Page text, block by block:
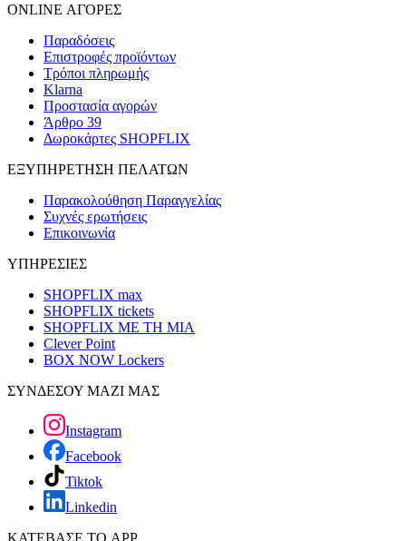
ONLINE ΑΓΟΡΕΣ
Παραδόσεις
Επιστροφές προϊόντων
Τρόποι πληρωμής
Klarna
Προστασία αγορών
Άρθρο 39
Δωροκάρτες SHOPFLIX
ΕΞΥΠΗΡΕΤΗΣΗ ΠΕΛΑΤΩΝ
Παρακολούθηση Παραγγελίας
Συχνές ερωτήσεις
Επικοινωνία
ΥΠΗΡΕΣΙΕΣ
SHOPFLIX max
SHOPFLIX tickets
SHOPFLIX ΜΕ ΤΗ ΜΙΑ
Clever Point
BOX NOW Lockers
ΣΥΝΔΕΣΟΥ ΜΑΖΙ ΜΑΣ
Instagram
Facebook
Tiktok
Linkedin
ΚΑΤΕΒΑΣΕ ΤΟ APP